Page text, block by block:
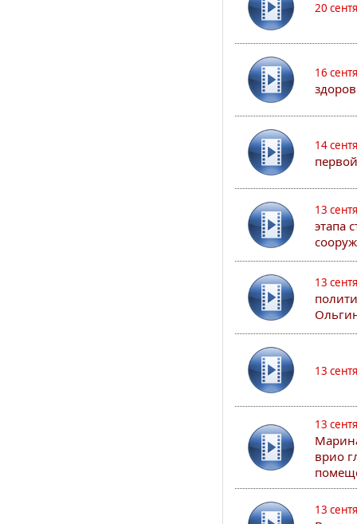
20
16
14
13
этапа
13
13
13
врио
13